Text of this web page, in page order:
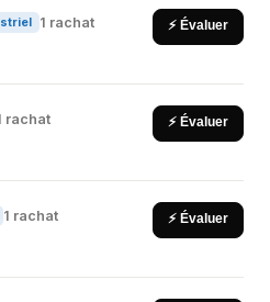
1 rachat ⚡ Évaluer
rachat ⚡ Évaluer
1 rachat ⚡ Évaluer